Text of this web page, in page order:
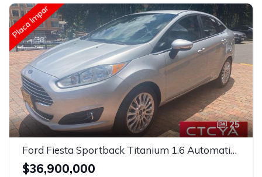
Placa Impar
25
Ford Fiesta Sportback Titanium 1.6 Automatico
$36,900,000